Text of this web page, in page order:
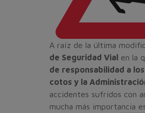
A raíz de la última
de Seguridad Vial en la
de responsabilidad a
cotos y la
accidentes sufridos con
mucha más importancia